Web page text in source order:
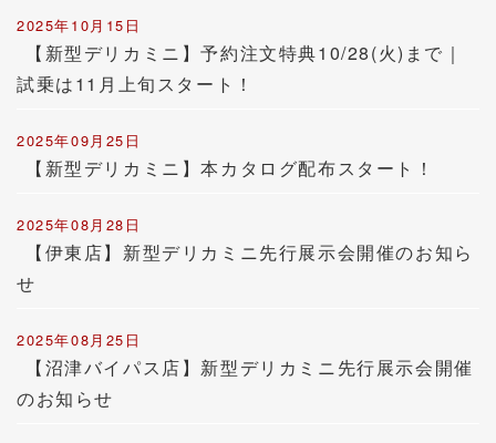
2025年10月15日
【新型デリカミニ】予約注文特典10/28(火)まで｜
試乗は11月上旬スタート！
2025年09月25日
【新型デリカミニ】本カタログ配布スタート！
2025年08月28日
【伊東店】新型デリカミニ先行展示会開催のお知ら
せ
2025年08月25日
【沼津バイパス店】新型デリカミニ先行展示会開催
のお知らせ